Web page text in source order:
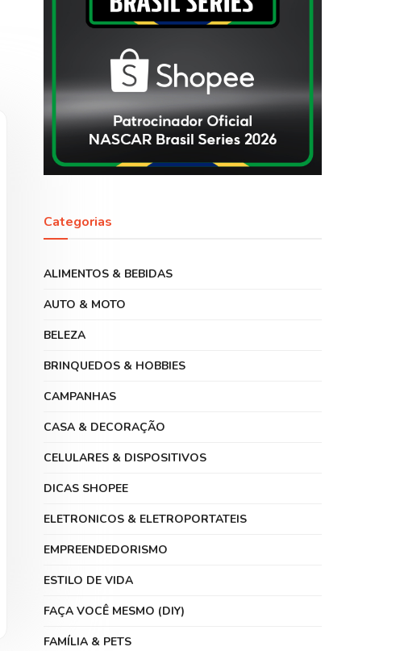
Categorias
ALIMENTOS & BEBIDAS
AUTO & MOTO
BELEZA
BRINQUEDOS & HOBBIES
CAMPANHAS
CASA & DECORAÇÃO
CELULARES & DISPOSITIVOS
DICAS SHOPEE
ELETRONICOS & ELETROPORTATEIS
EMPREENDEDORISMO
ESTILO DE VIDA
FAÇA VOCÊ MESMO (DIY)
FAMÍLIA & PETS